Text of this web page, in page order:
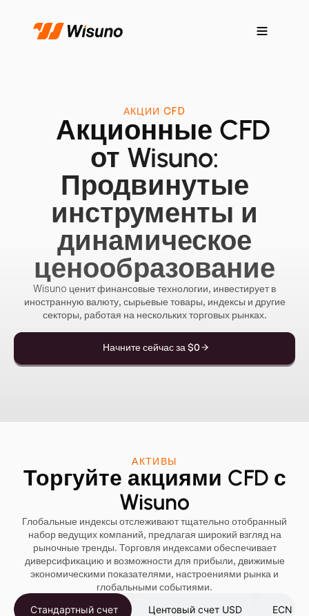
АКЦИИ CFD
Акционные CFD
от Wisuno:
Продвинутые
инструменты и
динамическое
ценообразование
Wisuno ценит финансовые технологии, инвестирует в
иностранную валюту, сырьевые товары, индексы и другие
секторы, работая на нескольких торговых рынках.
Начните сейчас за $0
АКТИВЫ
Торгуйте акциями CFD с
Wisuno
Глобальные индексы отслеживают тщательно отобранный
набор ведущих компаний, предлагая широкий взгляд на
рыночные тренды. Торговля индексами обеспечивает
диверсификацию и возможности для прибыли, движимые
экономическими показателями, настроениями рынка и
глобальными событиями.
Стандартный счет
Центовый счет USD ECN